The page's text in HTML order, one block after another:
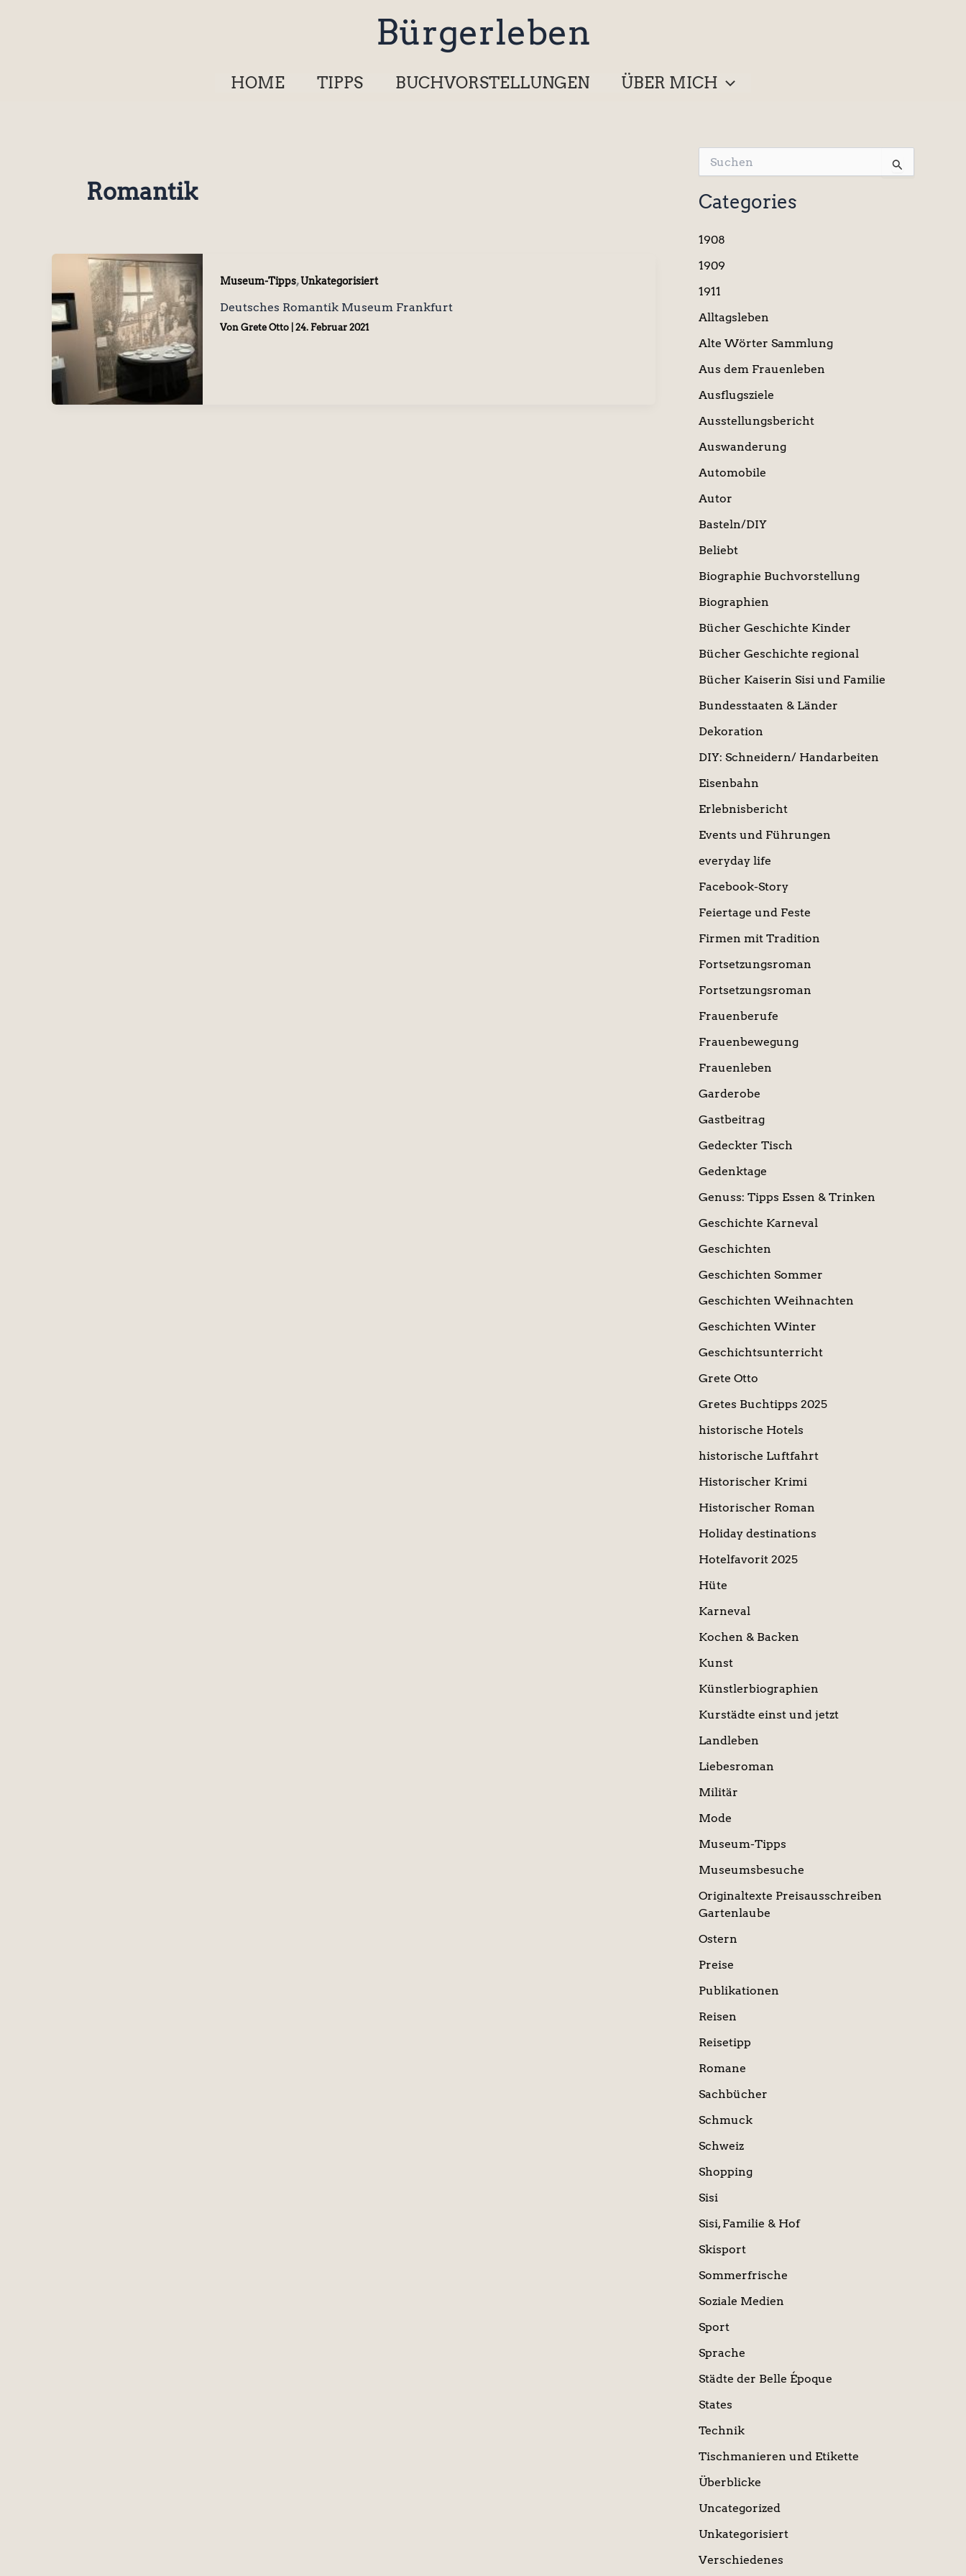
Bürgerleben
HOME TIPPS BUCHVORSTELLUNGEN ÜBER MICH
Romantik
Museum-Tipps,Unkategorisiert
Deutsches Romantik Museum Frankfurt
Von Grete Otto 24. Februar 2021
u
c
h
n
a
h
Categories
1908
1909
1911
Alltagsleben
Alte Wörter Sammlung
Aus dem Frauenleben
Ausflugsziele
Ausstellungsbericht
Auswanderung
Automobile
Autor
Basteln/DIY
Beliebt
Biographie Buchvorstellung
Biographien
Bücher Geschichte Kinder
Bücher Geschichte regional
Bücher Kaiserin Sisi und Familie
Bundesstaaten & Länder
Dekoration
DIY: Schneidern/ Handarbeiten
Eisenbahn
Erlebnisbericht
Events und Führungen
everyday life
Facebook-Story
Feiertage und Feste
Firmen mit Tradition
Fortsetzungsroman
Fortsetzungsroman
Frauenberufe
Frauenbewegung
Frauenleben
Garderobe
Gastbeitrag
Gedeckter Tisch
Gedenktage
Genuss: Tipps Essen & Trinken
Geschichte Karneval
Geschichten
Geschichten Sommer
Geschichten Weihnachten
Geschichten Winter
Geschichtsunterricht
Grete Otto
Gretes Buchtipps 2025
historische Hotels
historische Luftfahrt
Historischer Krimi
Historischer Roman
Holiday destinations
Hotelfavorit 2025
Hüte
Karneval
Kochen & Backen
Kunst
Künstlerbiographien
Kurstädte einst und jetzt
Landleben
Liebesroman
Militär
Mode
Museum-Tipps
Museumsbesuche
Originaltexte Preisausschreiben
Gartenlaube
Ostern
Preise
Publikationen
Reisen
Reisetipp
Romane
Sachbücher
Schmuck
Schweiz
Shopping
Sisi
Sisi, Familie & Hof
Skisport
Sommerfrische
Soziale Medien
Sport
Sprache
Städte der Belle Époque
States
Technik
Tischmanieren und Etikette
Überblicke
Uncategorized
Unkategorisiert
Verschiedenes